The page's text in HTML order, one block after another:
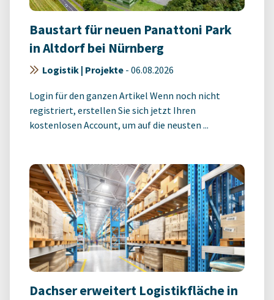
Baustart für neuen Panattoni Park
in Altdorf bei Nürnberg
Logistik | Projekte - 06.08.2026
Login für den ganzen Artikel Wenn noch nicht
registriert, erstellen Sie sich jetzt Ihren
kostenlosen Account, um auf die neusten ...
Dachser erweitert Logistikfläche in